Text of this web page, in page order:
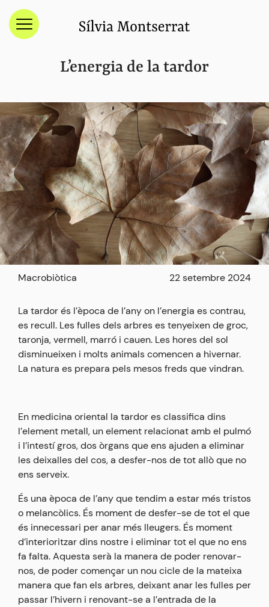
Menú
L’energia de la tardor
Macrobiòtica 22 setembre 2024
La tardor és l’època de l’any on l’energia es contrau,
es recull. Les fulles dels arbres es tenyeixen de groc,
taronja, vermell, marró i cauen. Les hores del sol
disminueixen i molts animals comencen a hivernar.
La natura es prepara pels mesos freds que vindran.
En medicina oriental la tardor es classifica dins
l’element metall, un element relacionat amb el pulmó
i l’intestí gros, dos òrgans que ens ajuden a eliminar
les deixalles del cos, a desfer-nos de tot allò que no
ens serveix.
És una època de l’any que tendim a estar més tristos
o melancòlics. És moment de desfer-se de tot el que
és innecessari per anar més lleugers. És moment
d’interioritzar dins nostre i eliminar tot el que no ens
fa falta. Aquesta serà la manera de poder renovar-
nos, de poder començar un nou cicle de la mateixa
manera que fan els arbres, deixant anar les fulles per
passar l’hivern i renovant-se a l’entrada de la